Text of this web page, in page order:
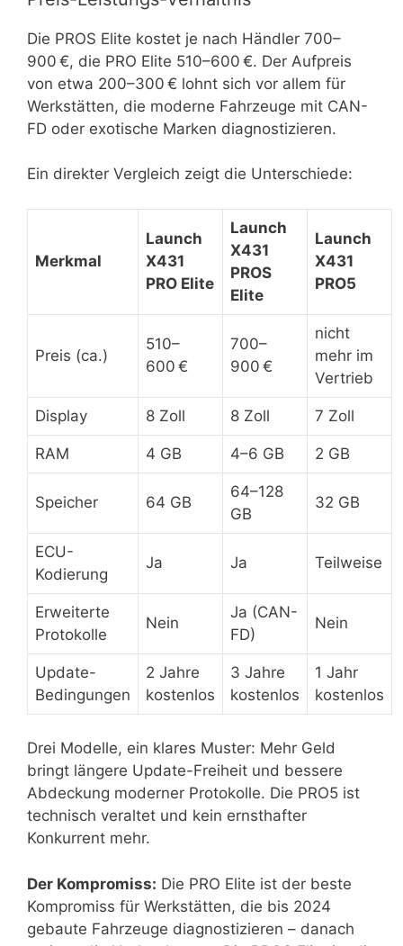
Die PROS Elite kostet je nach Händler 700–
900 €, die PRO Elite 510–600 €. Der Aufpreis
von etwa 200–300 € lohnt sich vor allem für
Werkstätten, die moderne Fahrzeuge mit CAN-
FD oder exotische Marken diagnostizieren.
Ein direkter Vergleich zeigt die Unterschiede:
Merkmal
Launch
X431
PRO Elite
Launch
X431
PROS
Elite
Launch
X431
PRO5
Preis (ca.)
510–
600 €
700–
900 €
nicht
mehr im
Vertrieb
Display 8 Zoll 8 Zoll 7 Zoll
RAM 4 GB 4–6 GB 2 GB
Speicher 64 GB
64–128
GB
32 GB
ECU-
Kodierung
Ja Ja Teilweise
Erweiterte
Protokolle
Nein
Ja (CAN-
FD)
Nein
Update-
Bedingungen
2 Jahre
kostenlos
3 Jahre
kostenlos
1 Jahr
kostenlos
Drei Modelle, ein klares Muster: Mehr Geld
bringt längere Update-Freiheit und bessere
Abdeckung moderner Protokolle. Die PRO5 ist
technisch veraltet und kein ernsthafter
Konkurrent mehr.
Der Kompromiss: Die PRO Elite ist der beste
Kompromiss für Werkstätten, die bis 2024
gebaute Fahrzeuge diagnostizieren – danach